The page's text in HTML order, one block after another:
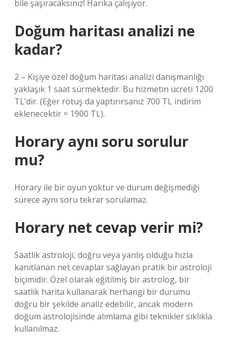
bile şaşıracaksınız! Harika çalışıyor.
Doğum haritası analizi ne
kadar?
2 – Kişiye özel doğum haritası analizi danışmanlığı
yaklaşık 1 saat sürmektedir. Bu hizmetin ücreti 1200
TL’dir. (Eğer rötuş da yaptırırsanız 700 TL indirim
eklenecektir = 1900 TL).
Horary aynı soru sorulur
mu?
Horary ile bir oyun yoktur ve durum değişmediği
sürece aynı soru tekrar sorulamaz.
Horary net cevap verir mi?
Saatlik astroloji, doğru veya yanlış olduğu hızla
kanıtlanan net cevaplar sağlayan pratik bir astroloji
biçimidir. Özel olarak eğitilmiş bir astrolog, bir
saatlik harita kullanarak herhangi bir durumu
doğru bir şekilde analiz edebilir, ancak modern
doğum astrolojisinde alımlama gibi teknikler sıklıkla
kullanılmaz.